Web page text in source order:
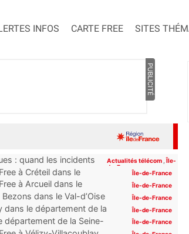
INFOS CARTE FREE SITES
PUBLICITÉ
: quand les incidents
Actualités télécom ,Île-
de-France
à Créteil dans le
Île-de-France
à Arcueil dans le
Île-de-France
dans le Val-d’Oise Île-de-France
dans le département de la
Île-de-France
département de la Seine-
Île-de-France